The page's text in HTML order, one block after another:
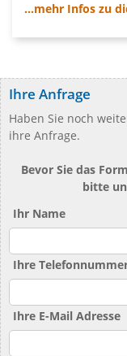
...mehr Infos zu
Ihre Anfrage
Haben Sie noch
ihre Anfrage.
Bevor Sie das
bitte
Ihr Name
Ihre
Ihre E-Mail Adresse